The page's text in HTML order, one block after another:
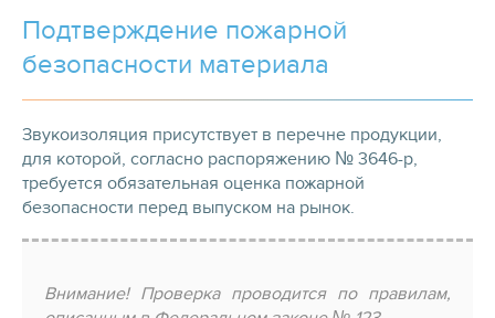
Подтверждение пожарной
безопасности материала
Звукоизоляция присутствует в перечне продукции,
для которой, согласно распоряжению № 3646-р,
требуется обязательная оценка пожарной
безопасности перед выпуском на рынок.
Внимание! Проверка проводится по правилам,